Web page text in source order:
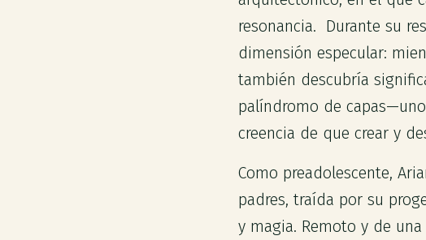
resonancia. Durante su
dimensión especular:
también descubría
palíndromo de
creencia de que crear y
Como preadolescente,
padres, traída por su
y magia. Remoto y de